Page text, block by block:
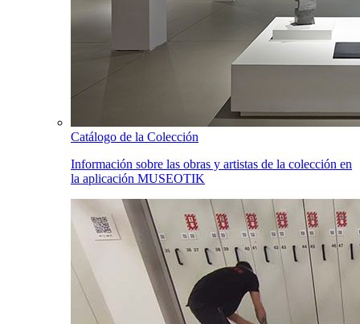
Catálogo de la Colección
Información sobre las obras y artistas de la colección en
la aplicación MUSEOTIK